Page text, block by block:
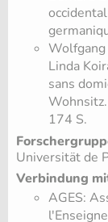
Linda
sans
174 S.
Universität de
Verbindung
AGES: